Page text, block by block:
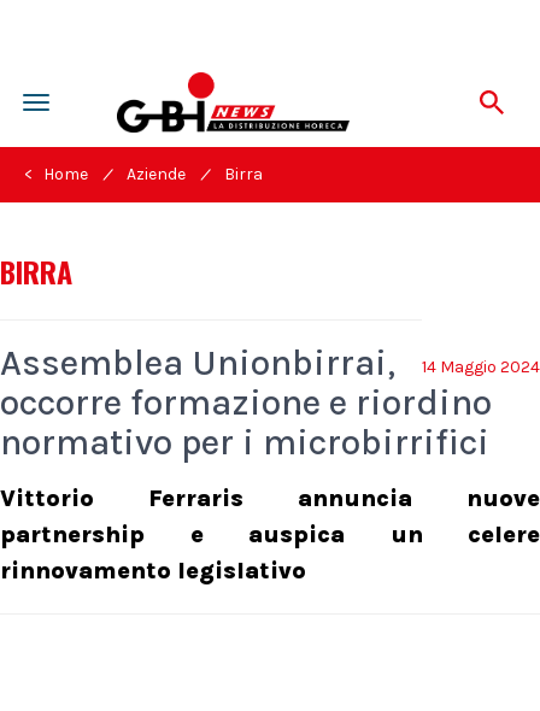
Toggle
navigation
< Home / Aziende / Birra
BIRRA
14 Maggio 2024
Assemblea Unionbirrai,
occorre formazione e riordino
normativo per i microbirrifici
Vittorio Ferraris annuncia nuove
partnership e auspica un celere
rinnovamento legislativo